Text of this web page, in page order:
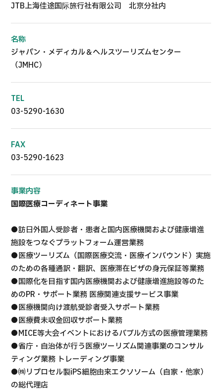
JTB上海佳途国际旅行社有限公司 北京分社内
名称
ジャパン・メディカル＆ヘルスツーリズムセンター
（JMHC）
TEL
03-5290-1630
FAX
03-5290-1623
事業内容
国際医療コーディネート事業
●訪日外国人受診者・患者と国内医療機関および健康増進
施設をつなぐプラットフォーム運営業務
●医療ツーリズム（国際医療交流・医療インバウンド）実施
のための各種通訳・翻訳、医療滞在ビザの身元保証等業務
●国際化を目指す国内医療機関および健康増進施設等のた
めのPR・サポート業務 医療関連支援サービス事業
●医療機関向け渡航受診者受入サポート業務
●医療費未収金回収サポート業務
●MICE等大会イベントにおけるバブル方式の医療管理業務
●省庁・自治体が行う医療ツーリズム関連事業のコンサル
ティング業務 トレーディング事業
●㈱リプロセル製iPS細胞由来エクソソーム（自家・他家）
の総代理店